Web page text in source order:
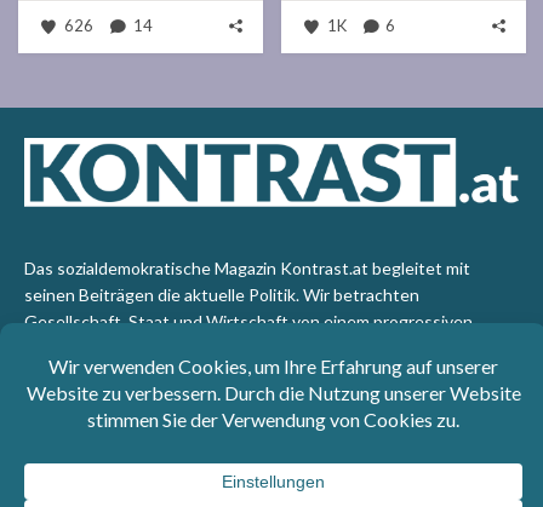
626 14 1K 6
Das sozialdemokratische Magazin Kontrast.at begleitet mit
seinen Beiträgen die aktuelle Politik. Wir betrachten
Gesellschaft, Staat und Wirtschaft von einem progressiven,
sozialen Gerechtigkeit auf die Welt.
Impressum: SPÖ-Klub - 1017 Wien - Telefon: +43 1 40110-